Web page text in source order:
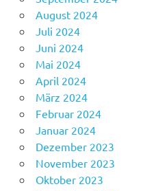
August 2024
Juli 2024
Juni 2024
Mai 2024
April 2024
März 2024
Februar 2024
Januar 2024
Dezember 2023
November 2023
Oktober 2023